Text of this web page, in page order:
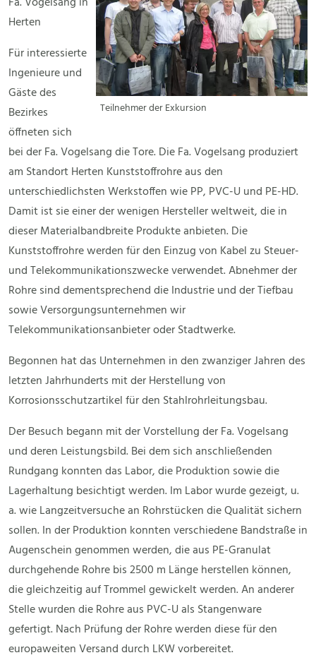
Teilnehmer der Exkursion
Herten
Für interessierte
Ingenieure und
Gäste des
Bezirkes
öffneten sich
bei der Fa. Vogelsang die Tore. Die Fa. Vogelsang produziert
am Standort Herten Kunststoffrohre aus den
unterschiedlichsten Werkstoffen wie PP, PVC-U und PE-HD.
Damit ist sie einer der wenigen Hersteller weltweit, die in
dieser Materialbandbreite Produkte anbieten. Die
Kunststoffrohre werden für den Einzug von Kabel zu Steuer-
und Telekommunikationszwecke verwendet. Abnehmer der
Rohre sind dementsprechend die Industrie und der Tiefbau
sowie Versorgungsunternehmen wir
Telekommunikationsanbieter oder Stadtwerke.
Begonnen hat das Unternehmen in den zwanziger Jahren des
letzten Jahrhunderts mit der Herstellung von
Korrosionsschutzartikel für den Stahlrohrleitungsbau.
Der Besuch begann mit der Vorstellung der Fa. Vogelsang
und deren Leistungsbild. Bei dem sich anschließenden
Rundgang konnten das Labor, die Produktion sowie die
Lagerhaltung besichtigt werden. Im Labor wurde gezeigt, u.
a. wie Langzeitversuche an Rohrstücken die Qualität sichern
sollen. In der Produktion konnten verschiedene Bandstraße in
Augenschein genommen werden, die aus PE-Granulat
durchgehende Rohre bis 2500 m Länge herstellen können,
die gleichzeitig auf Trommel gewickelt werden. An anderer
Stelle wurden die Rohre aus PVC-U als Stangenware
gefertigt. Nach Prüfung der Rohre werden diese für den
europaweiten Versand durch LKW vorbereitet.